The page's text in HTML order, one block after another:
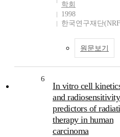
학회
1998
한국연구재단
원문보기
6
In vitro cell
and
predictors of
therapy in human
carcinoma